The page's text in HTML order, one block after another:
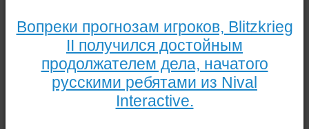
Вопреки прогнозам игроков, Blitzkrieg
II получился достойным
продолжателем дела, начатого
русскими ребятами из Nival
Interactive.